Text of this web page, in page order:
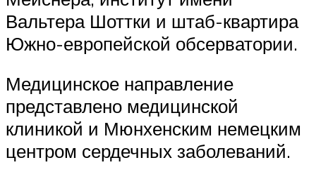
Вальтера Шоттки и штаб-квартира
Южно-европейской обсерватории.
Медицинское направление
представлено медицинской
клиникой и Мюнхенским немецким
центром сердечных заболеваний.